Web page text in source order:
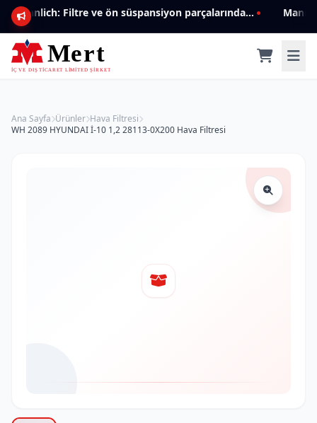
Mannlich: Filtre ve ön süspansiyon parçalarında genişleyen ürün yelpazesiyle kalite ve güven.
Ana Sayfa Ürünler Hava Filtresi
WH 2089 HYUNDAI İ-10 1,2 28113-0X200 Hava Filtresi